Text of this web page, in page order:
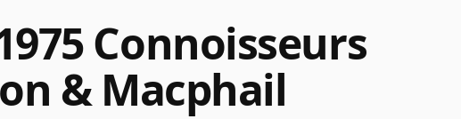
Connoisseurs
& Macphail